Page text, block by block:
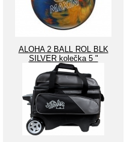
ALOHA 2 BALL ROL BLK
SILVER kolečka 5 "